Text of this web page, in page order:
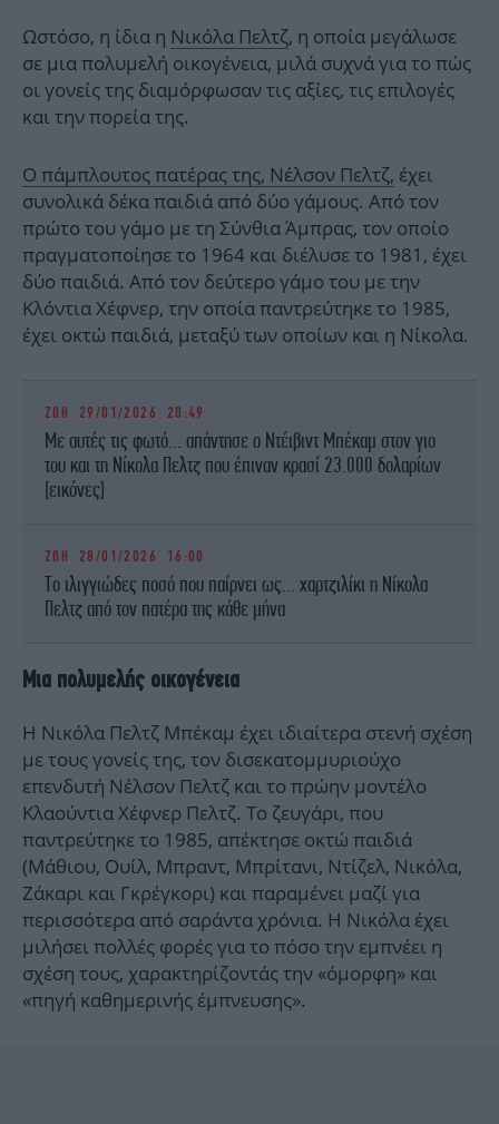
Ωστόσο, η ίδια η Νικόλα Πελτζ, η οποία μεγάλωσε
σε μια πολυμελή οικογένεια, μιλά συχνά για το πώς
οι γονείς της διαμόρφωσαν τις αξίες, τις επιλογές
και την πορεία της.
Ο πάμπλουτος πατέρας της, Νέλσον Πελτζ, έχει
συνολικά δέκα παιδιά από δύο γάμους. Από τον
πρώτο του γάμο με τη Σύνθια Άμπρας, τον οποίο
πραγματοποίησε το 1964 και διέλυσε το 1981, έχει
δύο παιδιά. Από τον δεύτερο γάμο του με την
Κλόντια Χέφνερ, την οποία παντρεύτηκε το 1985,
έχει οκτώ παιδιά, μεταξύ των οποίων και η Νίκολα.
ΖΩΗ 29/01/2026 20:49
Με αυτές τις φωτό... απάντησε ο Ντέιβιντ Μπέκαμ στον γιο
του και τη Νίκολα Πελτζ που έπιναν κρασί 23.000 δολαρίων
[εικόνες]
ΖΩΗ 28/01/2026 16:00
Το ιλιγγιώδες ποσό που παίρνει ως... χαρτζιλίκι η Νίκολα
Πελτζ από τον πατέρα της κάθε μήνα
Μια πολυμελής οικογένεια
Η Νικόλα Πελτζ Μπέκαμ έχει ιδιαίτερα στενή σχέση
με τους γονείς της, τον δισεκατομμυριούχο
επενδυτή Νέλσον Πελτζ και το πρώην μοντέλο
Κλαούντια Χέφνερ Πελτζ. Το ζευγάρι, που
παντρεύτηκε το 1985, απέκτησε οκτώ παιδιά
(Μάθιου, Ουίλ, Μπραντ, Μπρίτανι, Ντίζελ, Νικόλα,
Ζάκαρι και Γκρέγκορι) και παραμένει μαζί για
περισσότερα από σαράντα χρόνια. Η Νικόλα έχει
μιλήσει πολλές φορές για το πόσο την εμπνέει η
σχέση τους, χαρακτηρίζοντάς την «όμορφη» και
«πηγή καθημερινής έμπνευσης».